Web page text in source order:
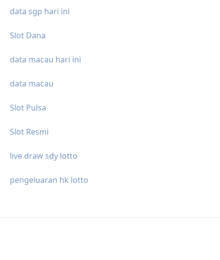
data sgp hari ini
Slot Dana
data macau hari ini
data macau
Slot Pulsa
Slot Resmi
live draw sdy lotto
pengeluaran hk lotto